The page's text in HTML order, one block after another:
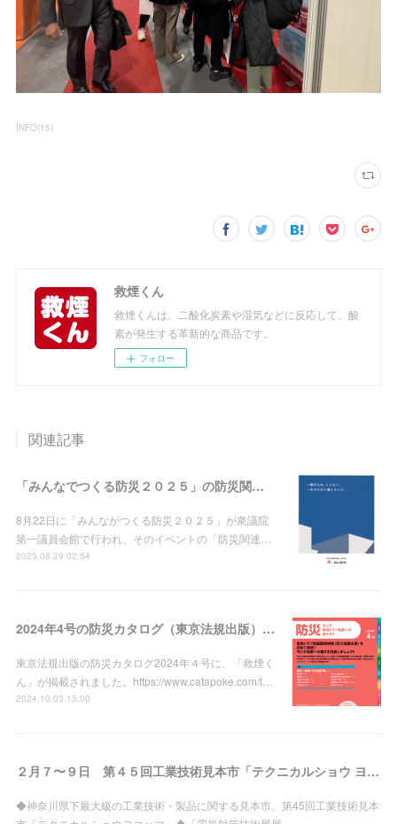
INFO(15)
救煙くん
救煙くんは、二酸化炭素や湿気などに反応して、酸
素が発生する革新的な商品です。
フォロー
関連記事
「みんなでつくる防災２０２５」の防災関連商品プレ審査会で、一等賞を取りました。
8月22日に「みんながつくる防災２０２５」が衆議院
第一議員会館で行われ、そのイベントの「防災関連…
2025.08.29 02:54
2024年4号の防災カタログ（東京法規出版）に「救煙くん」が掲載されました。
東京法規出版の防災カタログ2024年４号に、「救煙く
ん」が掲載されました。https://www.catapoke.com/t…
2024.10.03 15:00
２月７〜９日 第４５回工業技術見本市「テクニカルショウ ヨコハマ２０２４」、２月８〜９日 「震災対策技術展」、２ヶ所に出展
◆神奈川県下最大級の工業技術・製品に関する見本市、第45回工業技術見本